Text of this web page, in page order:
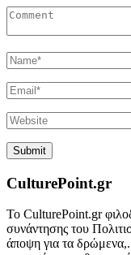
CulturePoint.gr
Το CulturePoint.gr
συνάντησης του
άποψη για τα δρώμενα,.